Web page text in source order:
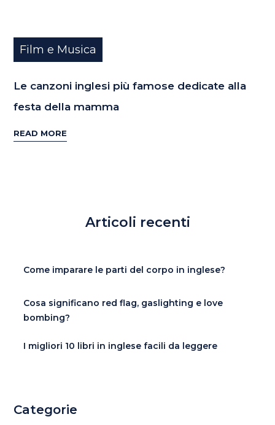
Film e Musica
Le canzoni inglesi più famose dedicate alla
festa della mamma
READ MORE
Articoli recenti
Come imparare le parti del corpo in inglese?
Cosa significano red flag, gaslighting e love
bombing?
I migliori 10 libri in inglese facili da leggere
Categorie